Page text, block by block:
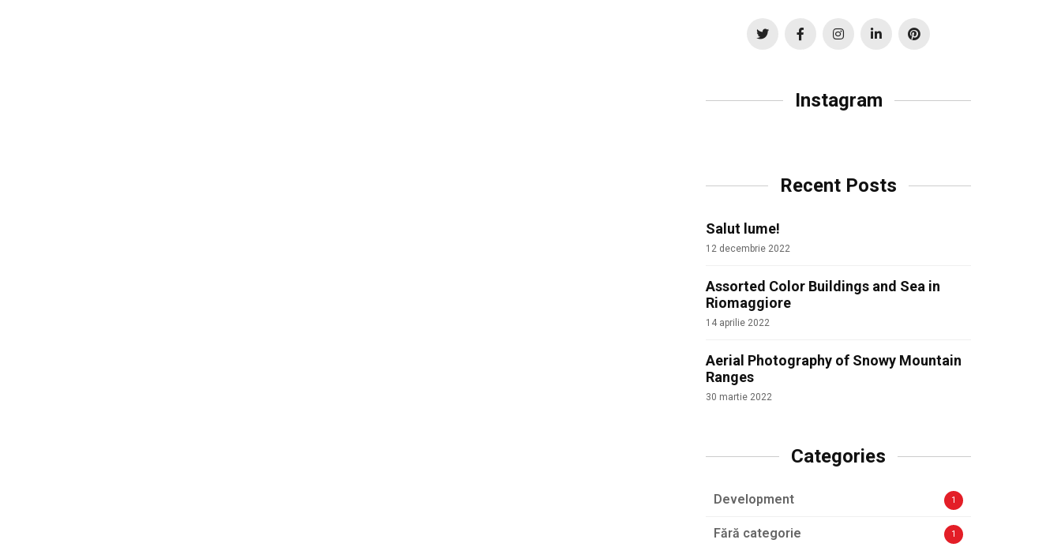
Instagram
Recent Posts
Salut lume!
12 decembrie 2022
Assorted Color Buildings and Sea in
Riomaggiore
14 aprilie 2022
Aerial Photography of Snowy Mountain
Ranges
30 martie 2022
Categories
Development 1
Fără categorie 1